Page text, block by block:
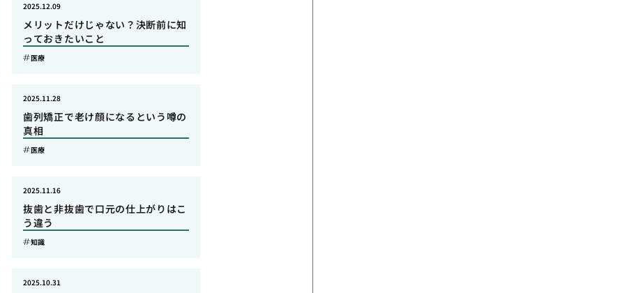
メリットだけじゃない？決断前に知
っておきたいこと
2025.12.09
医療
歯列矯正で老け顔になるという噂の
真相
2025.11.28
医療
抜歯と非抜歯で口元の仕上がりはこ
う違う
2025.11.16
知識
2025.10.31